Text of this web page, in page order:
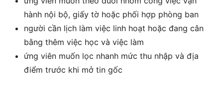
hành nội bộ, giấy tờ hoặc phối hợp phòng ban
người cần lịch làm việc linh hoạt hoặc đang cân
bằng thêm việc học và việc làm
ứng viên muốn lọc nhanh mức thu nhập và địa
điểm trước khi mở tin gốc